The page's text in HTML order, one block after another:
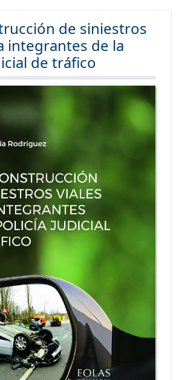
de siniestros
integrantes de la
de tráfico